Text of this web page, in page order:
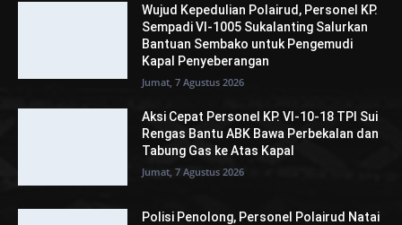
Wujud Kepedulian Polairud, Personel KP.
Sempadi VI-1005 Sukalanting Salurkan
Bantuan Sembako untuk Pengemudi
Kapal Penyeberangan
Jumat, 7 Agustus 2026
Aksi Cepat Personel KP. VI-10-18 TPI Sui
Rengas Bantu ABK Bawa Perbekalan dan
Tabung Gas ke Atas Kapal
Jumat, 7 Agustus 2026
Polisi Penolong, Personel Polairud Natai